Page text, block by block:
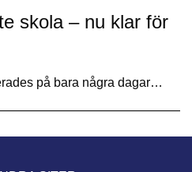
skola – nu klar för
på bara några dagar…